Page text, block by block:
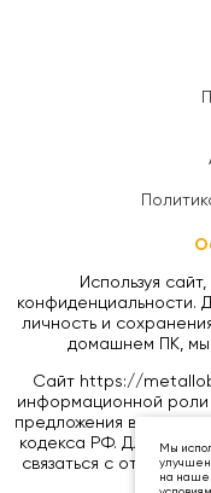
Используя
конфиденциальности.
личность и
домашнем ПК, мы
Сайт https://
информационной роли
предложения в
кодекса РФ. Для
связаться с отделом
Мы
на